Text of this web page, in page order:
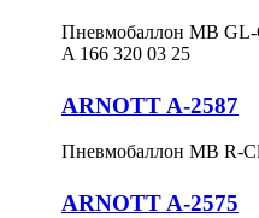
Пневмобаллон MB GL-
A 166 320 03 25
ARNOTT A-2587
Пневмобаллон MB R-
ARNOTT A-2575